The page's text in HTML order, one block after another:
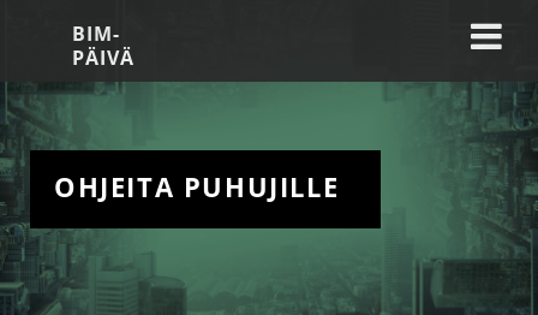
BIM-
PÄIVÄ
OHJEITA PUHUJILLE